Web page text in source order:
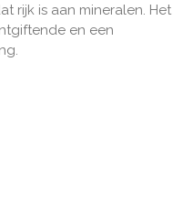
rijk is aan mineralen. Het
en een